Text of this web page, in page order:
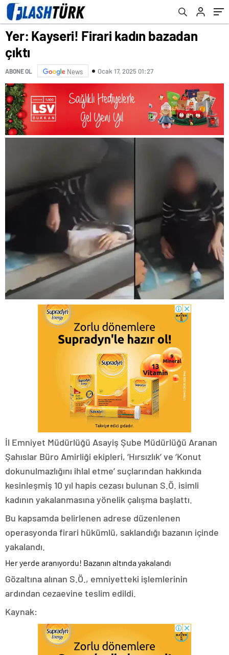
Yer: Kayseri! Firari kadın bazadan
çıktı
ABONE OL News Ocak 17, 2025 01:27
İl Emniyet Müdürlüğü Asayiş Şube Müdürlüğü Aranan
Şahıslar Büro Amirliği ekipleri, ‘Hırsızlık’ ve ‘Konut
dokunulmazlığını ihlal etme’ suçlarından hakkında
kesinleşmiş 10 yıl hapis cezası bulunan S.Ö. isimli
kadının yakalanmasına yönelik çalışma başlattı.
Bu kapsamda belirlenen adrese düzenlenen
operasyonda firari hükümlü, saklandığı bazanın içinde
yakalandı.
Her yerde aranıyordu! Bazanın altında yakalandı
Gözaltına alınan S.Ö., emniyetteki işlemlerinin
ardından cezaevine teslim edildi.
Kaynak: